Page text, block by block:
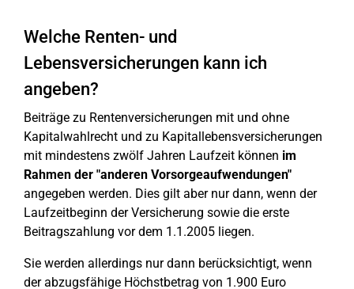
Welche Renten- und
Lebensversicherungen kann ich
angeben?
Beiträge zu Rentenversicherungen mit und ohne
Kapitalwahlrecht und zu Kapitallebensversicherungen
mit mindestens zwölf Jahren Laufzeit können im
Rahmen der "anderen Vorsorgeaufwendungen"
angegeben werden. Dies gilt aber nur dann, wenn der
Laufzeitbeginn der Versicherung sowie die erste
Beitragszahlung vor dem 1.1.2005 liegen.
Sie werden allerdings nur dann berücksichtigt, wenn
der abzugsfähige Höchstbetrag von 1.900 Euro